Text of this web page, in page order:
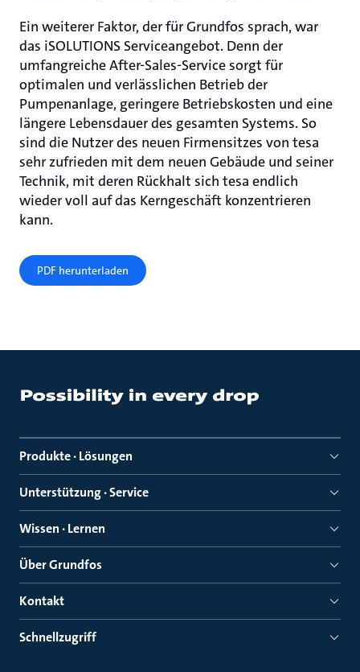
Ein weiterer Faktor, der für Grundfos sprach, war
das iSOLUTIONS Serviceangebot. Denn der
umfangreiche After-Sales-Service sorgt für
optimalen und verlässlichen Betrieb der
Pumpenanlage, geringere Betriebskosten und eine
längere Lebensdauer des gesamten Systems. So
sind die Nutzer des neuen Firmensitzes von tesa
sehr zufrieden mit dem neuen Gebäude und seiner
Technik, mit deren Rückhalt sich tesa endlich
wieder voll auf das Kerngeschäft konzentrieren
kann.
PDF herunterladen
Produkte · Lösungen
Unterstützung · Service
Wissen · Lernen
Über Grundfos
Kontakt
Schnellzugriff